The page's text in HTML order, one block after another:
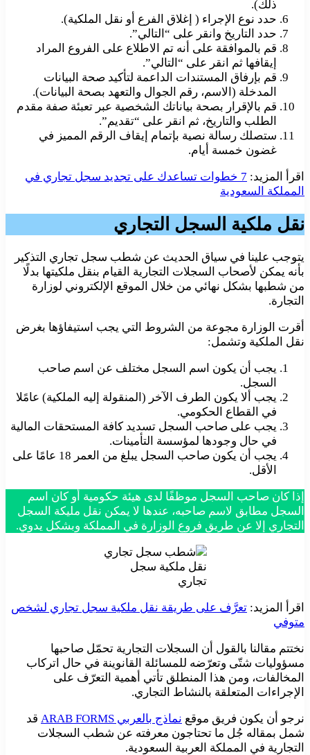
ذلك).
حدد نوع الإجراء ( إغلاق الفرع أو نقل الملكية).
حدد التاريخ وانقر على “التالي”.
قم بالموافقة على أنه تم الاطلاع على الفروع المراد
إيقافها ثم انقر على “التالي”.
قم بإرفاق المستندات الداعمة لتأكيد صحة البيانات
المدخلة (الاسم، رقم الجوال والتعهد بصحة البيانات).
قم بالإقرار بصحة بياناتك الشخصية عبر تعبئة صفة مقدم
الطلب والتاريخ، ثم انقر على “تقديم”.
ستصلك رسالة نصية بإتمام إيقاف الرقم المميز في
غضون خمسة أيام.
اقرأ المزيد:
7 خطوات تساعدك على تجديد سجل تجاري في
المملكة السعودية
نقل ملكية السجل التجاري
يتوجب علينا في سياق الحديث عن شطب سجل تجاري التذكير
بأنه يمكن لأصحاب السجلات التجارية القيام بنقل ملكيتها بدلًا
من شطبها بشكل نهائي من خلال الموقع الإلكتروني لوزارة
التجارة.
أقرت الوزارة مجوعة من الشروط التي يجب استيفاؤها بغرض
نقل الملكية وتشمل:
يجب أن يكون اسم السجل مختلف عن اسم صاحب
السجل.
يجب ألا يكون الطرف الآخر (المنقولة إليه الملكية) عامًلا
في القطاع الحكومي.
يجب على صاحب السجل تسديد كافة المستحقات المالية
في حال وجودها لمؤسسة التأمينات.
يجب أن يكون صاحب السجل يبلغ من العمر 18 عامًا على
الأقل.
إذا كان صاحب السجل موظفًا لدى هيئة حكومية أو كان اسم
السجل مطابق لاسم صاحبه، عندها لا يمكن نقل مليكة السجل
التجاري إلا عن طريق فروع الوزارة في المملكة وبشكل يدوي.
نقل ملكية سجل
تجاري
اقرأ المزيد: تعرَّف على طريقة نقل ملكية سجل تجاري لشخص
متوفي
نختتم مقالنا بالقول أن السجلات التجارية تحمّل صاحبها
مسؤوليات شتّى وتعرّضه للمسائلة القانوينة في حال اتركاب
المخالفات، ومن هذا المنطلق تأتي أهمية التعرّف على
الإجراءات المتعلقة بالنشاط التجاري.
نرجو أن يكون فريق موقع نماذج بالعربي ARAB FORMS
قد
شمل بمقاله جُل ما تحتاجون معرفته عن شطب السجلات
التجارية في المملكة العربية السعودية.